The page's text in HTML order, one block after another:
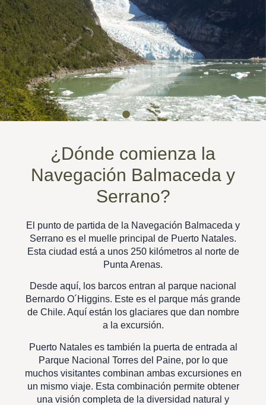
¿Dónde comienza la
Navegación Balmaceda y
Serrano?
El punto de partida de la Navegación Balmaceda y
Serrano es el muelle principal de Puerto Natales.
Esta ciudad está a unos 250 kilómetros al norte de
Punta Arenas.
Desde aquí, los barcos entran al parque nacional
Bernardo O´Higgins. Este es el parque más grande
de Chile. Aquí están los glaciares que dan nombre
a la excursión.
Puerto Natales es también la puerta de entrada al
Parque Nacional Torres del Paine, por lo que
muchos visitantes combinan ambas excursiones en
un mismo viaje. Esta combinación permite obtener
una visión completa de la diversidad natural y